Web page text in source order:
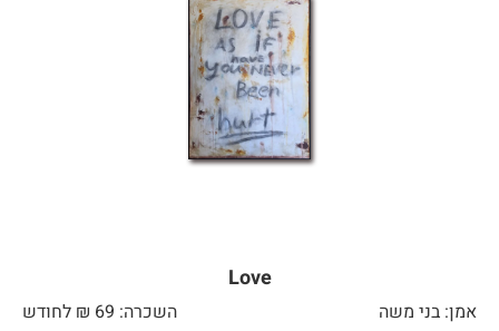
Love
אמן: בני משה
השכרה: 69 ₪ לחודש